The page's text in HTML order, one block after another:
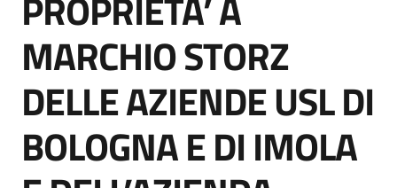
Seguici
su
MARCHIO STORZ
DELLE AZIENDE USL DI
BOLOGNA E DI IMOLA